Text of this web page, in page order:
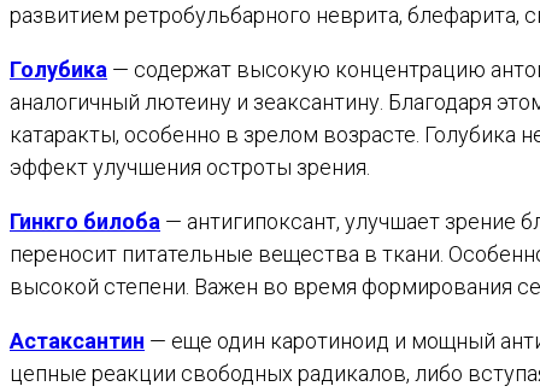
развитием ретробульбарного неврита,
Голубика — содержат высокую концентрацию
аналогичный лютеину и зеаксантину. Благодаря
катаракты, особенно в зрелом возрасте. Голубика
эффект улучшения остроты зрения.
Гинкго билоба — антигипоксант, улучшает зрение
переносит питательные вещества в ткани.
высокой степени. Важен во время формирования
Астаксантин — еще один каротиноид и мощный
цепные реакции свободных радикалов, либо